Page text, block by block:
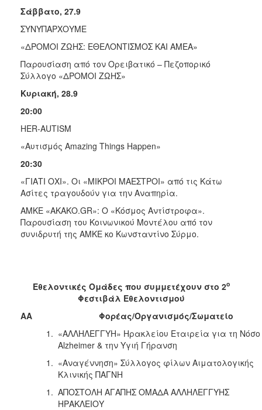
Σάββατο, 27.9
ΣΥΝΥΠΑΡΧΟΥΜΕ
«ΔΡΟΜΟΙ ΖΩΗΣ: ΕΘΕΛΟΝΤΙΣΜΟΣ ΚΑΙ ΑΜΕΑ»
Παρουσίαση από τον Ορειβατικό – Πεζοπορικό
Σύλλογο «ΔΡΟΜΟΙ ΖΩΗΣ»
Κυριακή, 28.9
20:00
HER-AUTISM
«Αυτισμός Amazing Things Happen»
20:30
«ΓΙΑΤΙ ΟΧΙ». Οι «ΜΙΚΡΟΙ ΜΑΕΣΤΡΟΙ» από τις Κάτω
Ασίτες τραγουδούν για την Αναπηρία.
ΑΜΚΕ «ΑΚΑΚΟ.GR»: Ο «Κόσμος Αντίστροφα».
Παρουσίαση του Κοινωνικού Μοντέλου από τον
συνιδρυτή της ΑΜΚΕ κο Κωνσταντίνο Σύρμο.
Εθελοντικές Ομάδες που συμμετέχουν στο 2ο
Φεστιβάλ Εθελοντισμού
ΑΑ
Φορέας/Οργανισμός/Σωματείο
«ΑΛΛΗΛΕΓΓΥΗ» Ηρακλείου Εταιρεία για τη Νόσο
Alzheimer & την Υγιή Γήρανση
«Αναγέννηση» Σύλλογος φίλων Αιματολογικής
Κλινικής ΠΑΓΝΗ
ΑΠΟΣΤΟΛΗ ΑΓΑΠΗΣ ΟΜΑΔΑ ΑΛΛΗΛΕΓΓΥΗΣ
ΗΡΑΚΛΕΙΟΥ